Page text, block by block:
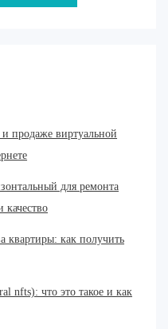
и продаже виртуальной
для ремонта
качество
квартиры: как получить
nfts): что это такое и как